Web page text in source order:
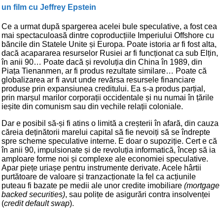
un film cu Jeffrey Epstein
Ce a urmat după spargerea acelei bule speculative, a fost cea
mai spectaculoasă dintre coproducțiile Imperiului Offshore cu
băncile din Statele Unite și Europa. Poate istoria ar fi fost alta,
dacă acapararea resurselor Rusiei ar fi funcționat ca sub Elțin,
în anii 90… Poate dacă și revoluția din China în 1989, din
Piața Tienanmen, ar fi produs rezultate similare… Poate că
globalizarea ar fi avut unde revărsa resursele financiare
produse prin expansiunea creditului. Ea s-a produs parțial,
prin marșul marilor corporații occidentale și nu numai în țările
ieșite din comunism sau din vechile relații coloniale.
Dar e posibil să-și fi atins o limită a creșterii în afară, din cauza
căreia deținătorii marelui capital să fie nevoiți să se îndrepte
spre scheme speculative interne. E doar o supoziție. Cert e că
în anii 90, impulsionate și de revoluția informatică, încep să ia
amploare forme noi și complexe ale economiei speculative.
Apar piețe uriașe pentru instrumente derivate. Acele hârtii
purtătoare de valoare și tranzacționate la fel ca acțiunile
puteau fi bazate pe medii ale unor credite imobiliare (mortgage
backed securities), sau polițe de asigurări contra insolvenței
(credit default swap).